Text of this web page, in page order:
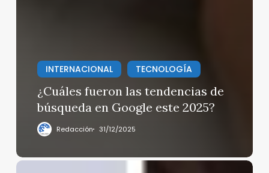
INTERNACIONAL TECNOLOGÍA
¿Cuáles fueron las tendencias de
búsqueda en Google este 2025?
Redacción 31/12/2025
Ecuador